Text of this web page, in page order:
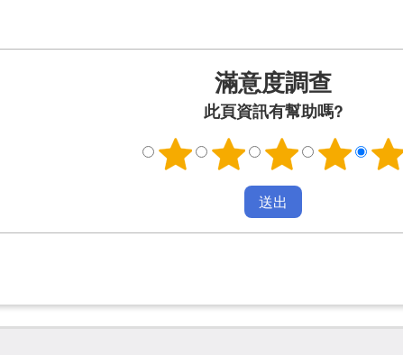
滿意度調查
此頁資訊有幫助嗎?